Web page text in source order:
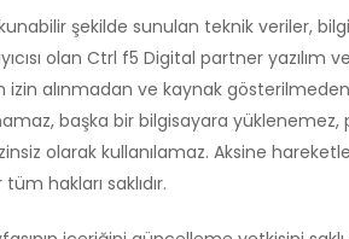
şekilde sunulan teknik veriler,
olan Ctrl f5 Digital partner
alınmadan ve kaynak
başka bir bilgisayara
olarak kullanılamaz. Aksine
hakları saklıdır.